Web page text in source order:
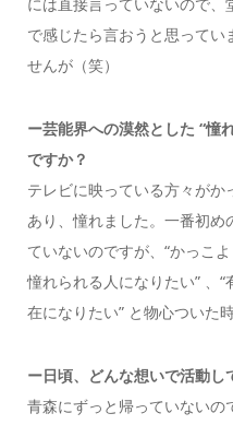
で感じたら言おうと思って
せんが（笑）
ー芸能界への漠然とした “憧
ですか？
テレビに映っている方々が
あり、憧れました。一番初め
ていないのですが、“かっこ
憧れられる人になりたい” 、
在になりたい” と物心ついた
ー日頃、どんな想いで活動し
青森にずっと帰っていない